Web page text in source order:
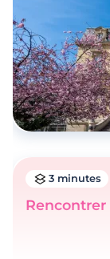
3 minutes